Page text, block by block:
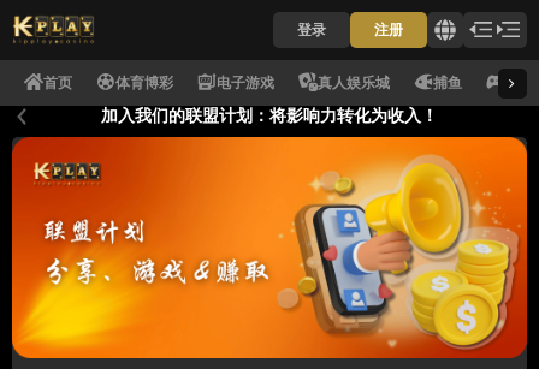
登录 注册
首页 体育博彩 电子游戏 真人娱乐城 捕鱼 电
加入我们的联盟计划：将影响力转化为收入！